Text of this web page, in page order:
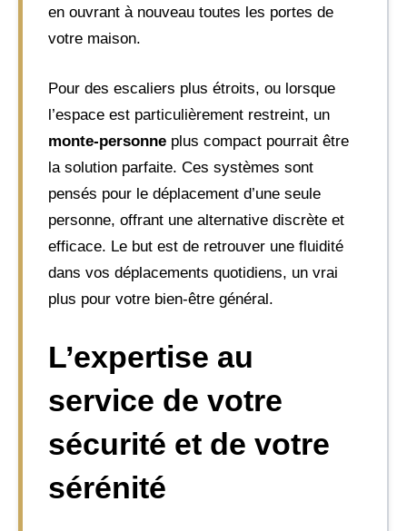
en ouvrant à nouveau toutes les portes de
votre maison.
Pour des escaliers plus étroits, ou lorsque
l’espace est particulièrement restreint, un
monte-personne plus compact pourrait être
la solution parfaite. Ces systèmes sont
pensés pour le déplacement d’une seule
personne, offrant une alternative discrète et
efficace. Le but est de retrouver une fluidité
dans vos déplacements quotidiens, un vrai
plus pour votre bien-être général.
L’expertise au
service de votre
sécurité et de votre
sérénité